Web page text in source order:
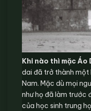
Khi nào thì mặc Áo
dai đã trở thành
Nam. Mặc dù mọi
như họ đã làm trước
của học sinh trung